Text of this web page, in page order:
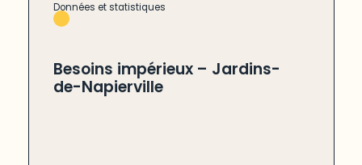
Données et statistiques
Besoins impérieux – Jardins-
de-Napierville